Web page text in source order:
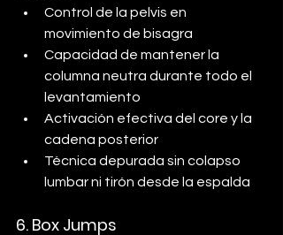
Control de la pelvis en
movimiento de bisagra
Capacidad de mantener la
columna neutra durante todo el
levantamiento
Activación efectiva del core y la
cadena posterior
Técnica depurada sin colapso
lumbar ni tirón desde la espalda
6. Box Jumps